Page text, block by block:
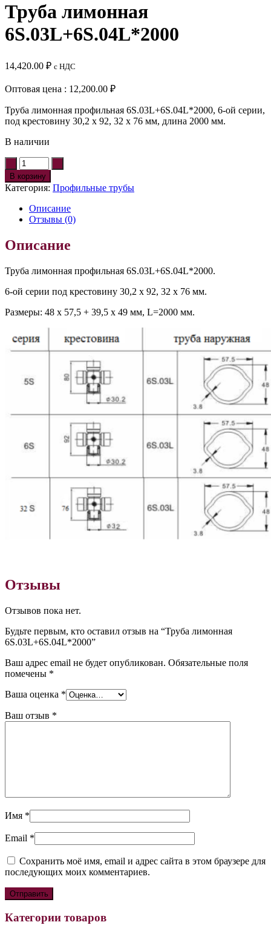
Труба лимонная
6S.03L+6S.04L*2000
14,420.00 ₽ с НДС
Оптовая цена : 12,200.00 ₽
Труба лимонная профильная 6S.03L+6S.04L*2000, 6-ой серии,
под крестовину 30,2 х 92, 32 х 76 мм, длина 2000 мм.
В наличии
В корзину
Категория: Профильные трубы
Описание
Отзывы (0)
Описание
Труба лимонная профильная 6S.03L+6S.04L*2000.
6-ой серии под крестовину 30,2 х 92, 32 х 76 мм.
Размеры: 48 х 57,5 + 39,5 х 49 мм, L=2000 мм.
Отзывы
Отзывов пока нет.
Будьте первым, кто оставил отзыв на “Труба лимонная
6S.03L+6S.04L*2000”
Ваш адрес email не будет опубликован. Обязательные поля
помечены *
Ваша оценка *
Ваш отзыв *
Имя *
Email *
Сохранить моё имя, email и адрес сайта в этом браузере для
последующих моих комментариев.
Категории товаров